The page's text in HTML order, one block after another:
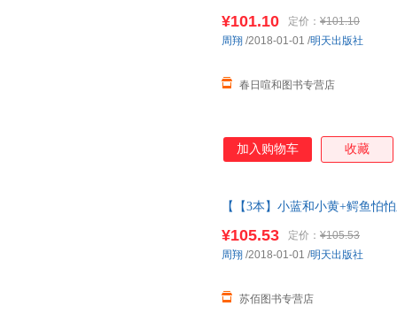
¥101.10 定价： ¥101.10
春日喧和图书专营店
周翔 /2018-01-01 /明天出版社
加入购物车 收藏
【【3本】小蓝和小黄+鳄鱼怕
¥105.53 定价： ¥105.53
苏佰图书专营店
周翔 /2018-01-01 /明天出版社